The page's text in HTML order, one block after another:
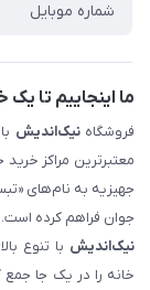
ما اینجاییم تا
فروشگاهنیک‌اندیش
معتبرترین مراکز
جهیزیه به نام‌های
جوان فراهم کرده است.
نیک‌اندیش با تنوع
خانه را در یک جا جمع